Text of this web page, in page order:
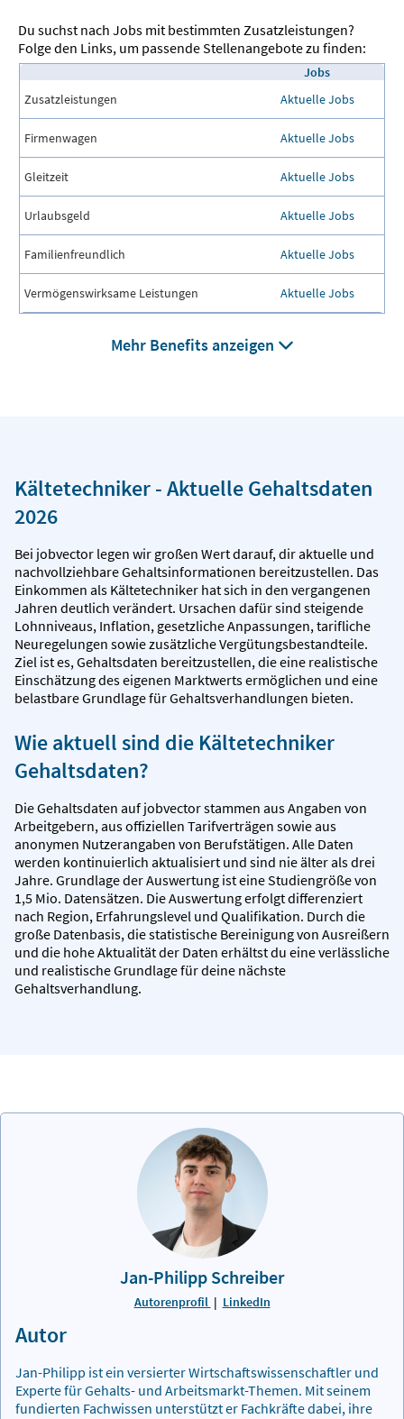
Du suchst nach Jobs mit bestimmten Zusatzleistungen?
Folge den Links, um passende Stellenangebote zu finden:
Jobs
Zusatzleistungen
Aktuelle Jobs
Firmenwagen Aktuelle Jobs
Gleitzeit Aktuelle Jobs
Urlaubsgeld Aktuelle Jobs
Familienfreundlich Aktuelle Jobs
Vermögenswirksame Leistungen Aktuelle Jobs
Mehr Benefits anzeigen
Kältetechniker - Aktuelle Gehaltsdaten
2026
Bei jobvector legen wir großen Wert darauf, dir aktuelle und
nachvollziehbare Gehaltsinformationen bereitzustellen. Das
Einkommen als Kältetechniker hat sich in den vergangenen
Jahren deutlich verändert. Ursachen dafür sind steigende
Lohnniveaus, Inflation, gesetzliche Anpassungen, tarifliche
Neuregelungen sowie zusätzliche Vergütungsbestandteile.
Ziel ist es, Gehaltsdaten bereitzustellen, die eine realistische
Einschätzung des eigenen Marktwerts ermöglichen und eine
belastbare Grundlage für Gehaltsverhandlungen bieten.
Wie aktuell sind die Kältetechniker
Gehaltsdaten?
Die Gehaltsdaten auf jobvector stammen aus Angaben von
Arbeitgebern, aus offiziellen Tarifverträgen sowie aus
anonymen Nutzerangaben von Berufstätigen. Alle Daten
werden kontinuierlich aktualisiert und sind nie älter als drei
Jahre. Grundlage der Auswertung ist eine Studiengröße von
1,5 Mio. Datensätzen. Die Auswertung erfolgt differenziert
nach Region, Erfahrungslevel und Qualifikation. Durch die
große Datenbasis, die statistische Bereinigung von Ausreißern
und die hohe Aktualität der Daten erhältst du eine verlässliche
und realistische Grundlage für deine nächste
Gehaltsverhandlung.
Jan-Philipp Schreiber
Autorenprofil | LinkedIn
Autor
Jan-Philipp ist ein versierter Wirtschaftswissenschaftler und
Experte für Gehalts- und Arbeitsmarkt-Themen. Mit seinem
fundierten Fachwissen unterstützt er Fachkräfte dabei, ihre